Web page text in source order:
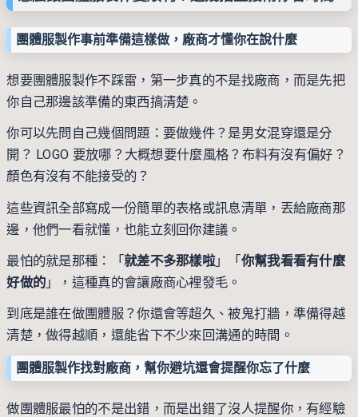
團體服製作事前準備這樣做，廠商才懂你在說什麼
想要團體服製作不踩雷，第一步真的不是找廠商，而是先把
你自己那邊該準備的東西搞清楚。
你可以先問自己幾個問題：要做幾件？是男女混穿還是分
開？ LOGO 要放哪？大概想要什麼風格？布料有沒有偏好？
顏色有沒有不能接受的？
這些資訊全部寫成一份簡單的表格或訊息清單，丟給廠商那
邊，他們一看就懂，也能立刻回你建議。
最怕的就是那種：「就差不多那樣啦」「你幫我看看有什麼
好做的 」，這種真的會讓廠商心裡發毛。
到底是誰在做團體服？你還會等超久、被鬼打牆，準備得越
清楚，做得越順，還能省下不少來回溝通的時間。
團體服製作找對廠商，幫你避坑還會提醒你忘了什麼
做團體服最怕的不是出錯，而是出錯了沒人提醒你，有經驗